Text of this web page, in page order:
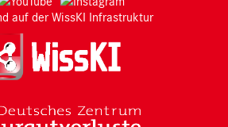
auf der WissKI Infrastruktur